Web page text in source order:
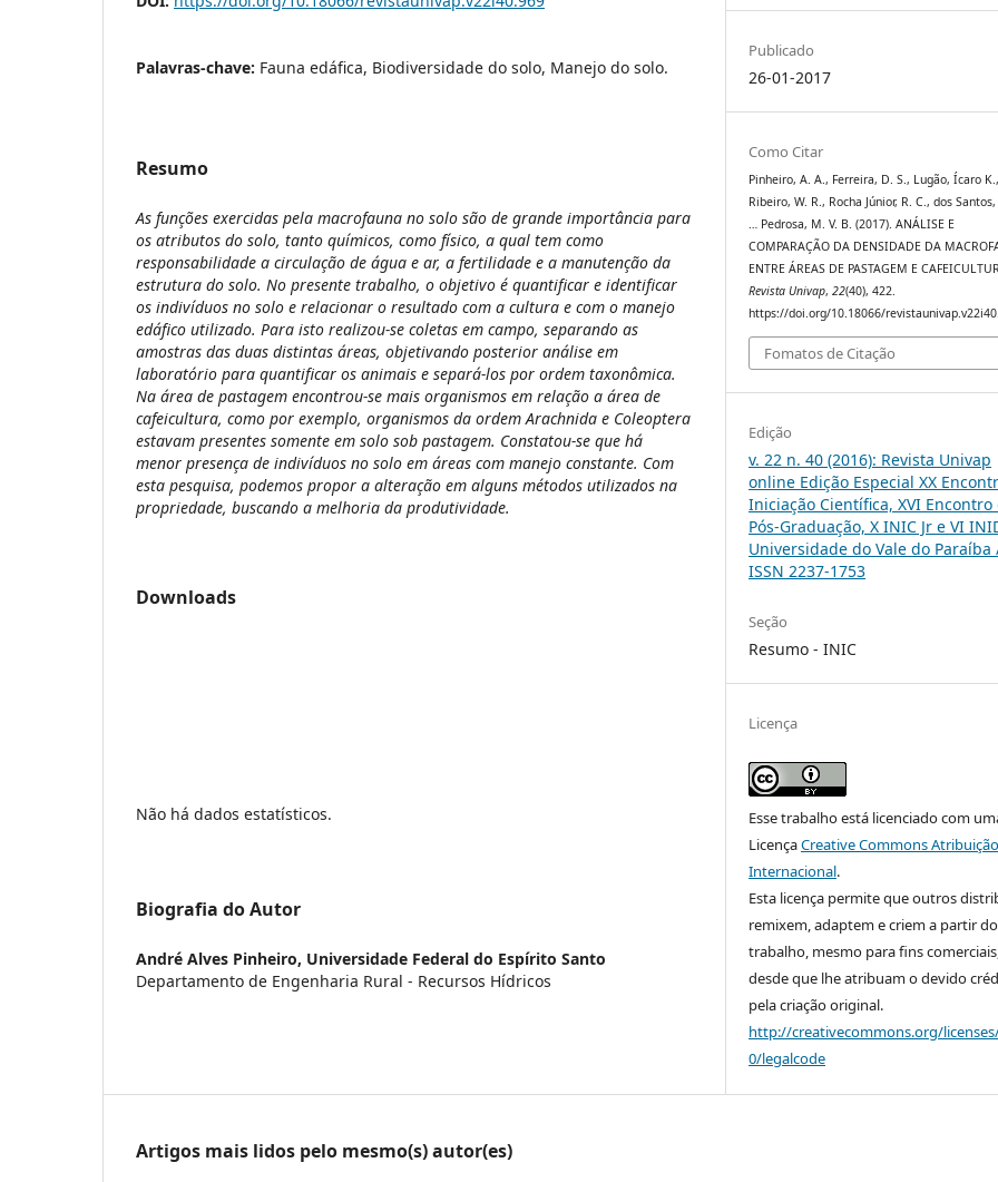
Palavras-chave: Fauna edáfica, Biodiversidade do solo, Manejo do solo.
Resumo
As funções exercidas pela macrofauna no solo são de grande importância para
os atributos do solo, tanto químicos, como físico, a qual tem como
responsabilidade a circulação de água e ar, a fertilidade e a manutenção da
estrutura do solo. No presente trabalho, o objetivo é quantificar e identificar
os indivíduos no solo e relacionar o resultado com a cultura e com o manejo
edáfico utilizado. Para isto realizou-se coletas em campo, separando as
amostras das duas distintas áreas, objetivando posterior análise em
laboratório para quantificar os animais e separá-los por ordem taxonômica.
Na área de pastagem encontrou-se mais organismos em relação a área de
cafeicultura, como por exemplo, organismos da ordem Arachnida e Coleoptera
estavam presentes somente em solo sob pastagem. Constatou-se que há
menor presença de indivíduos no solo em áreas com manejo constante. Com
esta pesquisa, podemos propor a alteração em alguns métodos utilizados na
propriedade, buscando a melhoria da produtividade.
Downloads
Não há dados estatísticos.
Biografia do Autor
André Alves Pinheiro, Universidade Federal do Espírito Santo
Departamento de Engenharia Rural - Recursos Hídricos
Publicado
26-01-2017
Como Citar
Pinheiro, A. A., Ferreira, D. S., Lugão, Ícaro K.,
Ribeiro, W. R., Rocha Júnior, R. C., dos Santos,
… Pedrosa, M. V. B. (2017). ANÁLISE E
COMPARAÇÃO DA DENSIDADE DA
ENTRE ÁREAS DE PASTAGEM E
Revista Univap,22(40), 422.
https://doi.org/10.18066/
Fomatos de Citação
Edição
v. 22 n. 40 (2016): Revista Univap
online Edição Especial XX
Iniciação Científica, XVI Encontro
Pós-Graduação, X INIC Jr e VI
Universidade do Vale do Paraíba
ISSN 2237-1753
Seção
Resumo - INIC
Licença
Esse trabalho está licenciado com
LicençaCreative Commons
Internacional.
Esta licença permite que outros
remixem, adaptem e criem a partir
trabalho, mesmo para fins
desde que lhe atribuam o devido
pela criação original.
http://creativecommons.org/
0/legalcode
Artigos mais lidos pelo mesmo(s) autor(es)